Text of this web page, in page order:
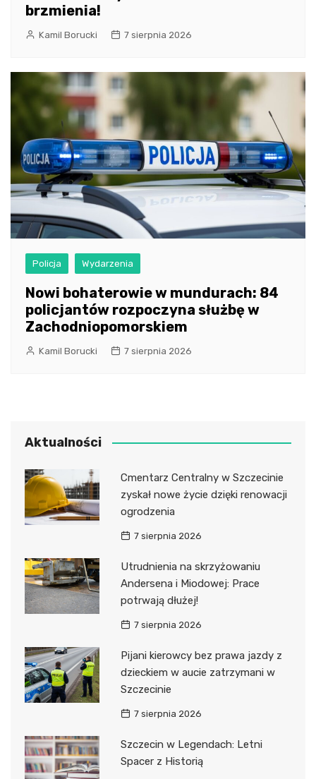
brzmienia!
Kamil Borucki 7 sierpnia 2026
Policja Wydarzenia
Nowi bohaterowie w mundurach: 84
policjantów rozpoczyna służbę w
Zachodniopomorskiem
Kamil Borucki 7 sierpnia 2026
Aktualności
Cmentarz Centralny w Szczecinie
zyskał nowe życie dzięki renowacji
ogrodzenia
7 sierpnia 2026
Utrudnienia na skrzyżowaniu
Andersena i Miodowej: Prace
potrwają dłużej!
7 sierpnia 2026
Pijani kierowcy bez prawa jazdy z
dzieckiem w aucie zatrzymani w
Szczecinie
7 sierpnia 2026
Szczecin w Legendach: Letni
Spacer z Historią